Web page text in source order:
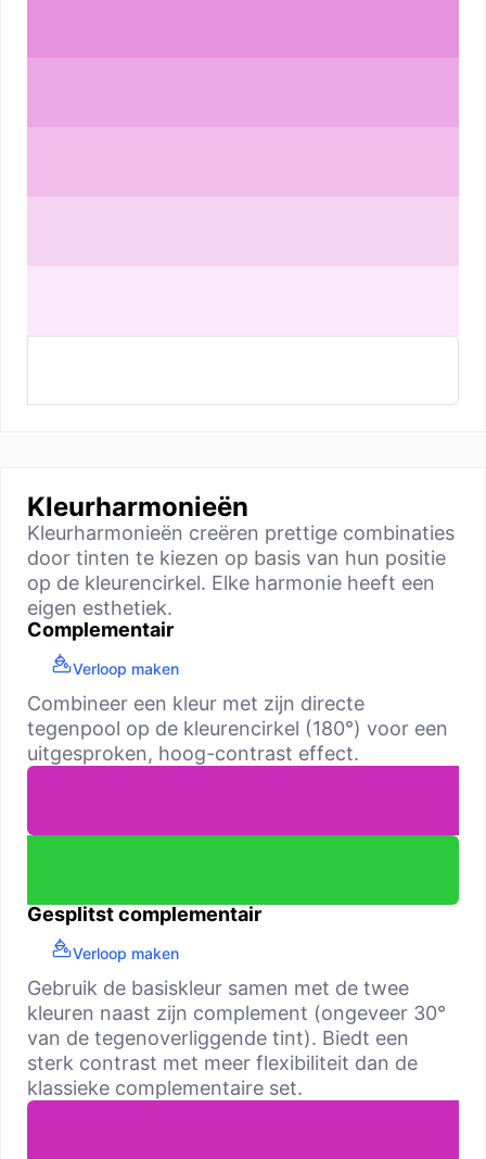
Kleurharmonieën
Kleurharmonieën creëren prettige combinaties
door tinten te kiezen op basis van hun positie
op de kleurencirkel. Elke harmonie heeft een
eigen esthetiek.
Complementair
Verloop maken
Combineer een kleur met zijn directe
tegenpool op de kleurencirkel (180°) voor een
uitgesproken, hoog-contrast effect.
Gesplitst complementair
Verloop maken
Gebruik de basiskleur samen met de twee
kleuren naast zijn complement (ongeveer 30°
van de tegenoverliggende tint). Biedt een
sterk contrast met meer flexibiliteit dan de
klassieke complementaire set.